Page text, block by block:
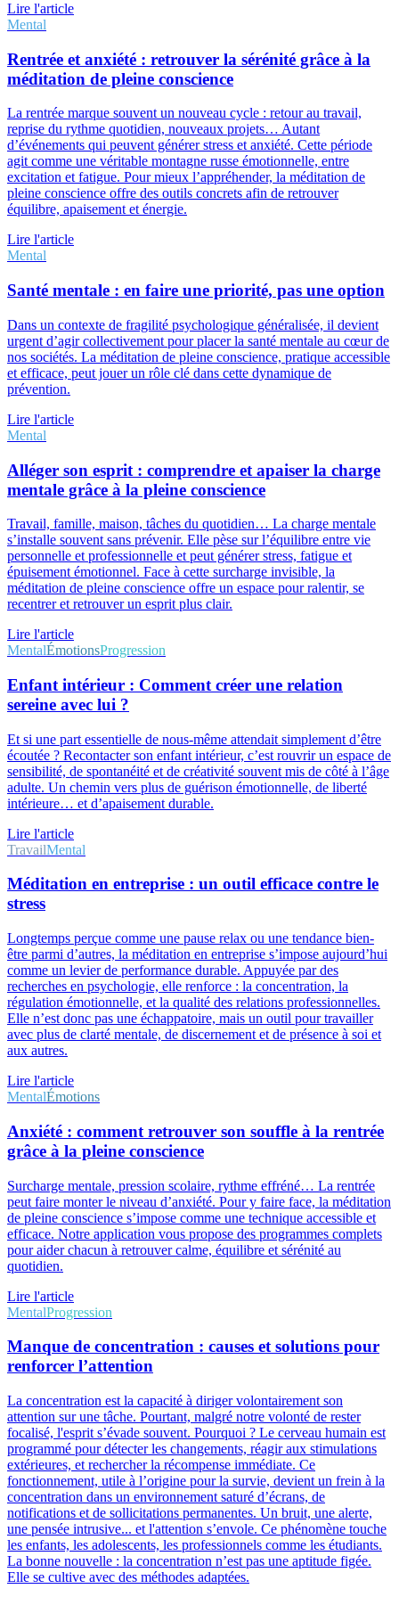
Lire l'article
Mental
Rentrée et anxiété : retrouver la sérénité grâce à la
méditation de pleine conscience
La rentrée marque souvent un nouveau cycle : retour au travail,
reprise du rythme quotidien, nouveaux projets… Autant
d’événements qui peuvent générer stress et anxiété. Cette période
agit comme une véritable montagne russe émotionnelle, entre
excitation et fatigue. Pour mieux l’appréhender, la méditation de
pleine conscience offre des outils concrets afin de retrouver
équilibre, apaisement et énergie.
Lire l'article
Mental
Santé mentale : en faire une priorité, pas une option
Dans un contexte de fragilité psychologique généralisée, il devient
urgent d’agir collectivement pour placer la santé mentale au cœur de
nos sociétés. La méditation de pleine conscience, pratique accessible
et efficace, peut jouer un rôle clé dans cette dynamique de
prévention.
Lire l'article
Mental
Alléger son esprit : comprendre et apaiser la charge
mentale grâce à la pleine conscience
Travail, famille, maison, tâches du quotidien… La charge mentale
s’installe souvent sans prévenir. Elle pèse sur l’équilibre entre vie
personnelle et professionnelle et peut générer stress, fatigue et
épuisement émotionnel. Face à cette surcharge invisible, la
méditation de pleine conscience offre un espace pour ralentir, se
recentrer et retrouver un esprit plus clair.
Lire l'article
MentalÉmotionsProgression
Enfant intérieur : Comment créer une relation
sereine avec lui ?
Et si une part essentielle de nous-même attendait simplement d’être
écoutée ? Recontacter son enfant intérieur, c’est rouvrir un espace de
sensibilité, de spontanéité et de créativité souvent mis de côté à l’âge
adulte. Un chemin vers plus de guérison émotionnelle, de liberté
intérieure… et d’apaisement durable.
Lire l'article
TravailMental
Méditation en entreprise : un outil efficace contre le
stress
Longtemps perçue comme une pause relax ou une tendance bien-
être parmi d’autres, la méditation en entreprise s’impose aujourd’hui
comme un levier de performance durable. Appuyée par des
recherches en psychologie, elle renforce : la concentration, la
régulation émotionnelle, et la qualité des relations professionnelles.
Elle n’est donc pas une échappatoire, mais un outil pour travailler
avec plus de clarté mentale, de discernement et de présence à soi et
aux autres.
Lire l'article
MentalÉmotions
Anxiété : comment retrouver son souffle à la rentrée
grâce à la pleine conscience
Surcharge mentale, pression scolaire, rythme effréné… La rentrée
peut faire monter le niveau d’anxiété. Pour y faire face, la méditation
de pleine conscience s’impose comme une technique accessible et
efficace. Notre application vous propose des programmes complets
pour aider chacun à retrouver calme, équilibre et sérénité au
quotidien.
Lire l'article
MentalProgression
Manque de concentration : causes et solutions pour
renforcer l’attention
La concentration est la capacité à diriger volontairement son
attention sur une tâche. Pourtant, malgré notre volonté de rester
focalisé, l'esprit s’évade souvent. Pourquoi ? Le cerveau humain est
programmé pour détecter les changements, réagir aux stimulations
extérieures, et rechercher la récompense immédiate. Ce
fonctionnement, utile à l’origine pour la survie, devient un frein à la
concentration dans un environnement saturé d’écrans, de
notifications et de sollicitations permanentes. Un bruit, une alerte,
une pensée intrusive... et l'attention s’envole. Ce phénomène touche
les enfants, les adolescents, les professionnels comme les étudiants.
La bonne nouvelle : la concentration n’est pas une aptitude figée.
Elle se cultive avec des méthodes adaptées.